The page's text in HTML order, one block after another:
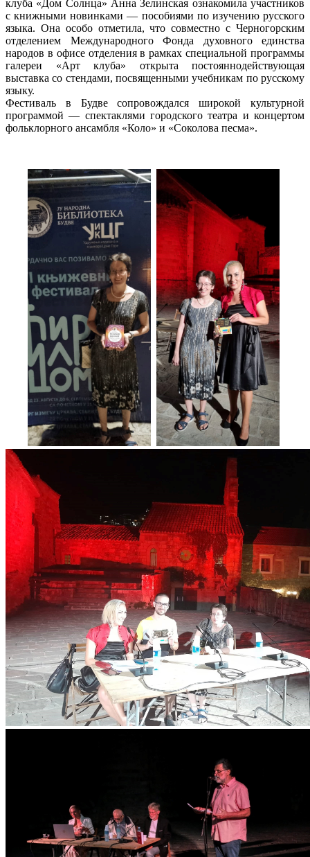
клуба «Дом Солнца» Анна Зелинская ознакомила участников
с книжными новинками — пособиями по изучению русского
языка. Она особо отметила, что совместно с Черногорским
отделением Международного Фонда духовного единства
народов в офисе отделения в рамках специальной программы
галереи «Арт клуба» открыта постояннодействующая
выставка со стендами, посвященными учебникам по русскому
языку.
Фестиваль в Будве сопровождался широкой культурной
программой — спектаклями городского театра и концертом
фольклорного ансамбля «Коло» и «Соколова песма».